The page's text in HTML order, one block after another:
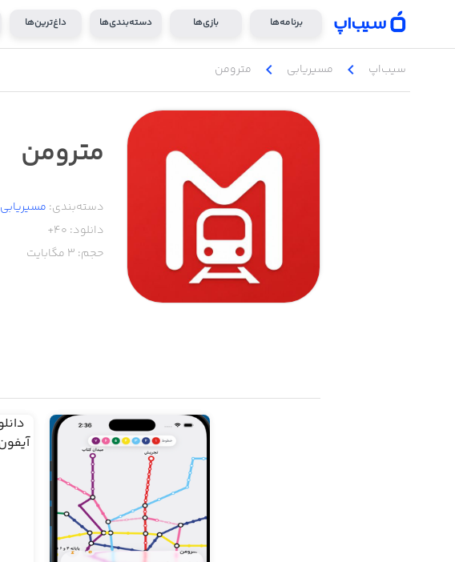
برنامه‌ها بازی‌ها دسته‌بندی‌ها داغ‌ترین‌ها
سیب‌اپ chevron_left مسیر‌یابی chevron_left مترومن
مترومن
دسته‌بندی: مسیر‌یابی
دانلود: 40+
حجم: 3 مگابایت